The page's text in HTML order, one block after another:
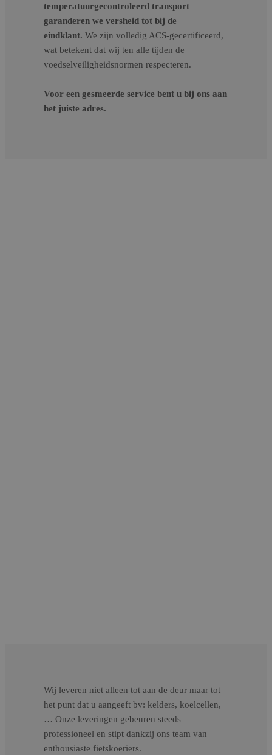
temperatuurgecontroleerd transport
garanderen we versheid tot bij de
eindklant. We zijn volledig ACS-gecertificeerd,
wat betekent dat wij ten alle tijden de
voedselveiligheidsnormen respecteren.
Voor een gesmeerde service bent u bij ons aan
het juiste adres.
Wij leveren niet alleen tot aan de deur maar tot
het punt dat u aangeeft bv: kelders, koelcellen,
… Onze leveringen gebeuren steeds
professioneel en stipt dankzij ons team van
enthousiaste fietskoeriers.